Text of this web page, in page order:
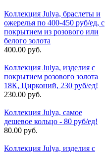
Коллекция Julya, браслеты и
ожерелья по 400-450 руб/ед, с
покрытием из розового или
белого золота
400.00 руб.
Коллекция Julya, изделия с
покрытием розового золота
18К, Цирконий, 230 руб/ед!
230.00 руб.
Коллекция Julya, самое
дешевое кольцо - 80 руб/ед!
80.00 руб.
Коллекция Julya, изделия с